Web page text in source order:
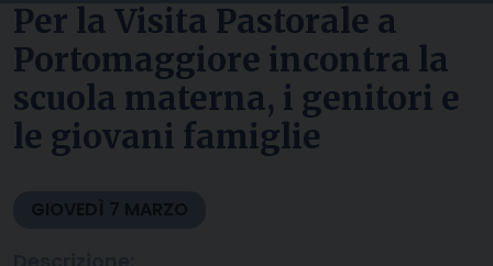
Per la Visita Pastorale a
Portomaggiore incontra la
scuola materna, i genitori e
le giovani famiglie
GIOVEDÌ 7 MARZO